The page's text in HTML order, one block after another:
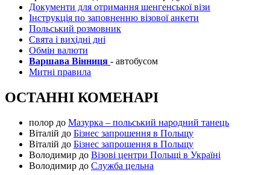
Документи для отримання шенгенської візи
Інструкція по заповненню візової анкети
Польський розмовник
Свята і вихідні дні
Обмін валюти
Варшава Вінниця - автобусом
Митні правила
ОСТАННІ КОМЕНАРІ
полор до Мазурка – польський народний танець
Віталій до Бізнес запрошення в Польщу
Віталій до Бізнес запрошення в Польщу
Володимир до Візові центри Польщі в Україні
Володимир до Служба цельна